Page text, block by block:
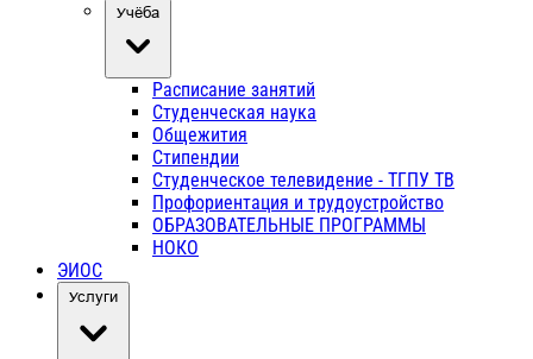
Учёба
Расписание занятий
Студенческая наука
Общежития
Стипендии
Студенческое телевидение - ТГПУ ТВ
Профориентация и трудоустройство
ОБРАЗОВАТЕЛЬНЫЕ ПРОГРАММЫ
НОКО
ЭИОС
Услуги